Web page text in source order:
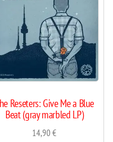
Reseters: Give Me a Blue
Beat (gray marbled LP)
14,90€